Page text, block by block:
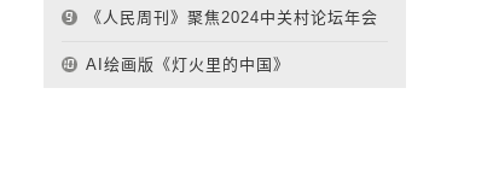
《人民周刊》聚焦2024中关村论坛年会
AI绘画版《灯火里的中国》